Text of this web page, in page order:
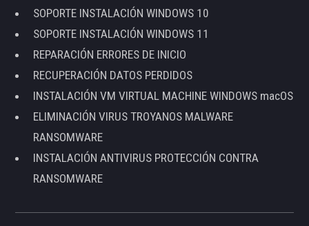
SOPORTE INSTALACIÓN WINDOWS 10
SOPORTE INSTALACIÓN WINDOWS 11
REPARACIÓN ERRORES DE INICIO
RECUPERACIÓN DATOS PERDIDOS
INSTALACIÓN VM VIRTUAL MACHINE WINDOWS macOS
ELIMINACIÓN VIRUS TROYANOS MALWARE
RANSOMWARE
INSTALACIÓN ANTIVIRUS PROTECCIÓN CONTRA
RANSOMWARE